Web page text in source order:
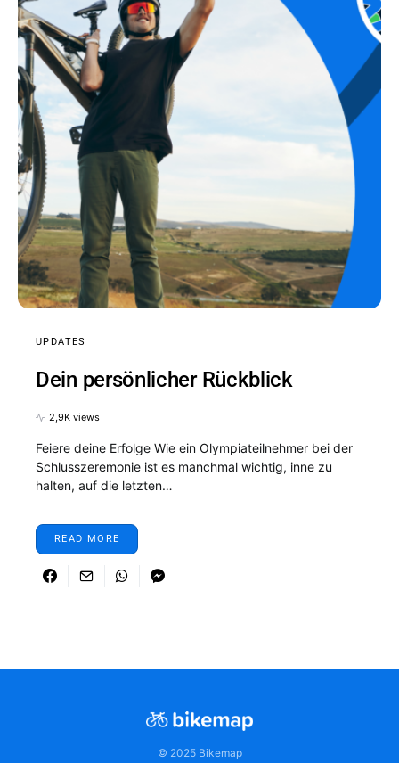
UPDATES
Dein persönlicher Rückblick
2,9K views
Feiere deine Erfolge Wie ein Olympiateilnehmer bei der
Schlusszeremonie ist es manchmal wichtig, inne zu
halten, auf die letzten…
READ MORE
© 2025 Bikemap